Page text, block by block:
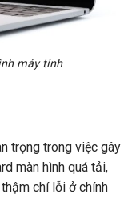
máy tính
trọng trong việc gây
màn hình quá tải,
chí lỗi ở chính